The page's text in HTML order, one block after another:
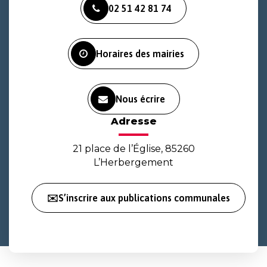
le
compte
le
compte
la
chaîne
02 51 42 81 74
Horaires des mairies
Nous écrire
Adresse
21 place de l’Église, 85260
L’Herbergement
✉️S’inscrire aux publications communales